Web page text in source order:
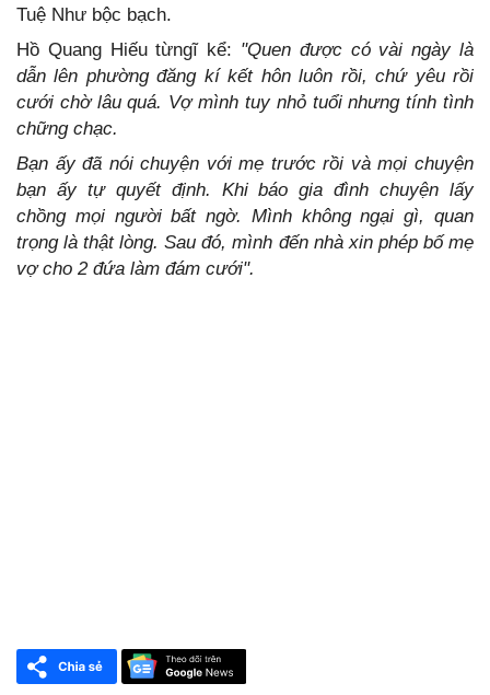
Tuệ Như bộc bạch.
Hồ Quang Hiếu từngĩ kể: "Quen được có vài ngày là
dẫn lên phường đăng kí kết hôn luôn rồi, chứ yêu rồi
cưới chờ lâu quá. Vợ mình tuy nhỏ tuổi nhưng tính tình
chững chạc.
Bạn ấy đã nói chuyện với mẹ trước rồi và mọi chuyện
bạn ấy tự quyết định. Khi báo gia đình chuyện lấy
chồng mọi người bất ngờ. Mình không ngại gì, quan
trọng là thật lòng. Sau đó, mình đến nhà xin phép bố mẹ
vợ cho 2 đứa làm đám cưới".